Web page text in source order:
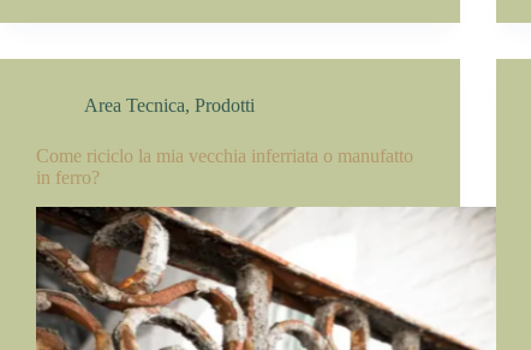
Area Tecnica, Prodotti
Come riciclo la mia vecchia inferriata o manufatto
in ferro?